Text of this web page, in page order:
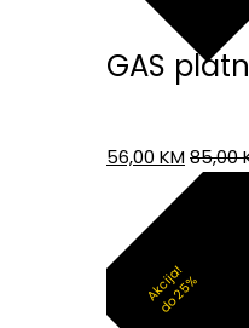
GAS
56,00 KM85,00
Akcija!
do 25%